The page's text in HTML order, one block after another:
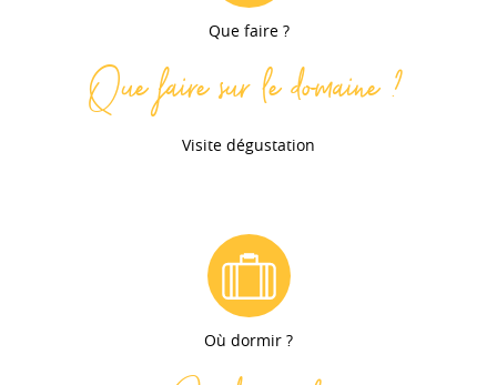
Que faire ?
Que faire sur le domaine ?
Visite dégustation
Où dormir ?